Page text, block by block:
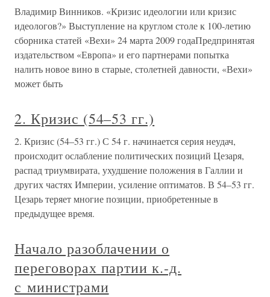
Владимир Винников. «Кризис идеологии или кризис
идеологов?» Выступление на круглом столе к 100-летию
сборника статей «Вехи» 24 марта 2009 годаПредпринятая
издательством «Европа» и его партнерами попытка
налить новое вино в старые, столетней давности, «Вехи»
может быть
2. Кризис (54–53 гг.)
2. Кризис (54–53 гг.) С 54 г. начинается серия неудач,
происходит ослабление политических позиций Цезаря,
распад триумвирата, ухудшение положения в Галлии и
других частях Империи, усиление оптиматов. В 54–53 гг.
Цезарь теряет многие позиции, приобретенные в
предыдущее время.
Начало разоблачении о
переговорах партии к.-д.
с министрами